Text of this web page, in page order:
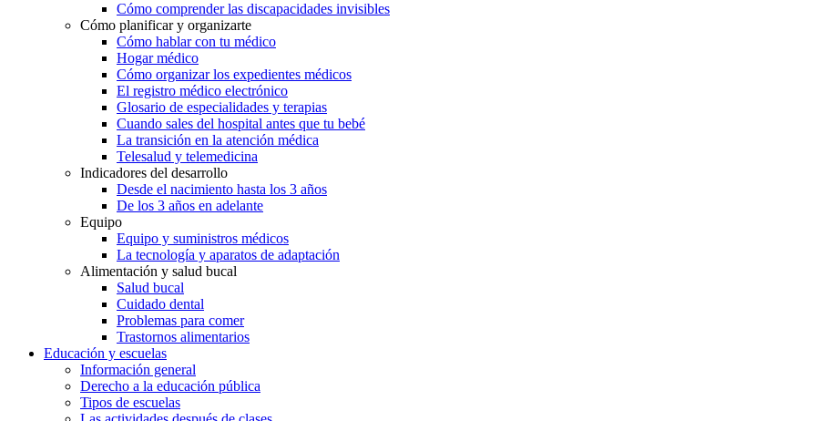
Cómo comprender las discapacidades invisibles
Cómo planificar y organizarte
Cómo hablar con tu médico
Hogar médico
Cómo organizar los expedientes médicos
El registro médico electrónico
Glosario de especialidades y terapias
Cuando sales del hospital antes que tu bebé
La transición en la atención médica
Telesalud y telemedicina
Indicadores del desarrollo
Desde el nacimiento hasta los 3 años
De los 3 años en adelante
Equipo
Equipo y suministros médicos
La tecnología y aparatos de adaptación
Alimentación y salud bucal
Salud bucal
Cuidado dental
Problemas para comer
Trastornos alimentarios
Educación y escuelas
Información general
Derecho a la educación pública
Tipos de escuelas